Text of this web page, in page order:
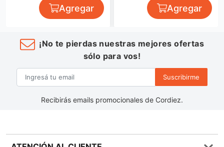
Agregar Agregar
¡No te pierdas nuestras mejores ofertas
sólo para vos!
Suscribirme
Recibirás emails promocionales de Cordiez.